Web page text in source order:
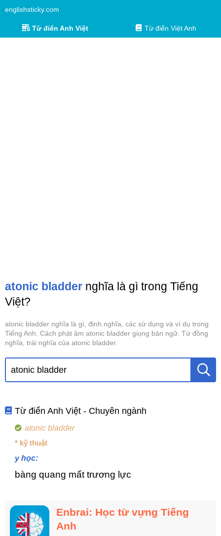
englishsticky.com
Từ điển Anh Việt Từ điển Việt Anh
atonic bladder nghĩa là gì trong Tiếng
Việt?
atonic bladder nghĩa là gì, định nghĩa, các sử dụng và ví dụ trong
Tiếng Anh. Cách phát âm atonic bladder giọng bản ngữ. Từ đồng
nghĩa, trái nghĩa của atonic bladder.
Từ điển Anh Việt - Chuyên ngành
atonic bladder
* kỹ thuật
y học:
bàng quang mất trương lực
Enbrai: Học từ vựng Tiếng
Anh